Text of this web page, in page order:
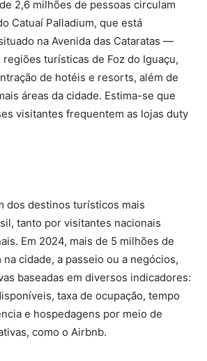
2,6 milhões de pessoas circulam
Catuaí Palladium, que está
na Avenida das Cataratas —
turísticas de Foz do Iguaçu,
de hotéis e resorts, além de
áreas da cidade. Estima-se que
visitantes frequentem as lojas duty
dos destinos turísticos mais
tanto por visitantes nacionais
Em 2024, mais de 5 milhões de
cidade, a passeio ou a negócios,
baseadas em diversos indicadores:
taxa de ocupação, tempo
e hospedagens por meio de
como o Airbnb.